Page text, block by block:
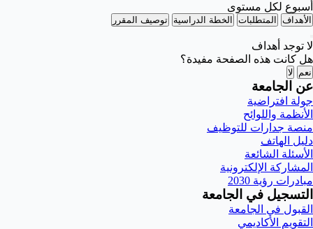
أسبوع لكل مستوى
الأهداف المتطلبات الخطة الدراسية توصيف المقرر
لا توجد أهداف
هل كانت هذه الصفحة مفيدة؟
نعم لا
عن الجامعة
جولة افتراضية
الأنظمة واللوائح
منصة جدارات للتوظيف
دليل الهاتف
الأسئلة الشائعة
المشاركة الإلكترونية
مبادرات رؤية 2030
التسجيل في الجامعة
القبول في الجامعة
التقويم الأكاديمي